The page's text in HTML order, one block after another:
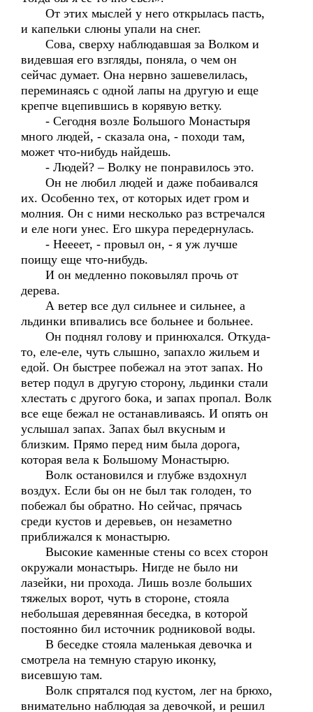
От этих мыслей у него открылась пасть,
и капельки слюны упали на снег.
Сова, сверху наблюдавшая за Волком и
видевшая его взгляды, поняла, о чем он
сейчас думает. Она нервно зашевелилась,
переминаясь с одной лапы на другую и еще
крепче вцепившись в корявую ветку.
- Сегодня возле Большого Монастыря
много людей, - сказала она, - походи там,
может что-нибудь найдешь.
- Людей? – Волку не понравилось это.
Он не любил людей и даже побаивался
их. Особенно тех, от которых идет гром и
молния. Он с ними несколько раз встречался
и еле ноги унес. Его шкура передернулась.
- Неееет, - провыл он, - я уж лучше
поищу еще что-нибудь.
И он медленно поковылял прочь от
дерева.
А ветер все дул сильнее и сильнее, а
льдинки впивались все больнее и больнее.
Он поднял голову и принюхался. Откуда-
то, еле-еле, чуть слышно, запахло жильем и
едой. Он быстрее побежал на этот запах. Но
ветер подул в другую сторону, льдинки стали
хлестать с другого бока, и запах пропал. Волк
все еще бежал не останавливаясь. И опять он
услышал запах. Запах был вкусным и
близким. Прямо перед ним была дорога,
которая вела к Большому Монастырю.
Волк остановился и глубже вздохнул
воздух. Если бы он не был так голоден, то
побежал бы обратно. Но сейчас, прячась
среди кустов и деревьев, он незаметно
приближался к монастырю.
Высокие каменные стены со всех сторон
окружали монастырь. Нигде не было ни
лазейки, ни прохода. Лишь возле больших
тяжелых ворот, чуть в стороне, стояла
небольшая деревянная беседка, в которой
постоянно бил источник родниковой воды.
В беседке стояла маленькая девочка и
смотрела на темную старую иконку,
висевшую там.
Волк спрятался под кустом, лег на брюхо,
внимательно наблюдая за девочкой, и решил